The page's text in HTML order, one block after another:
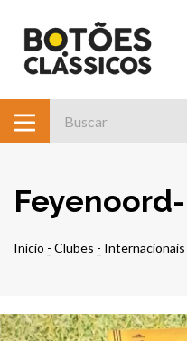
Início - Clubes - Internacionais